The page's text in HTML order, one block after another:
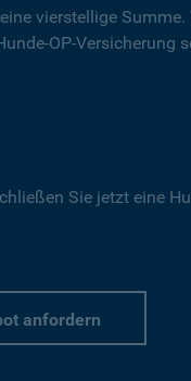
vierstellige
OP-Versicherung
Sie jetzt eine
anfordern